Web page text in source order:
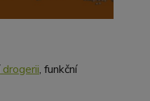
drogerii, funkční